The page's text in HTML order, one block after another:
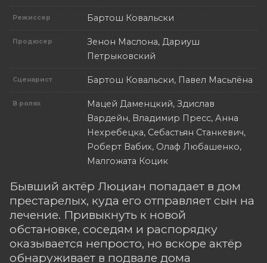
Режиссер Бартош Ковальски
Продюсер
Зенон Маслона, Дариуш
Петрыковский
Сценарист Бартош Ковальски, Павел Масьлёна
В ролях
Мацей Даменцкий, Здислав
Вардейн, Владимир Пресс, Анна
Нехребецка, Себастьян Станкевич,
Роберт Вабих, Олаф Любашенко,
Малгожата Коцик
Бывший актёр Люциан попадает в дом
престарелых, куда его отправляет сын на
лечение. Привыкнуть к новой
обстановке, соседям и распорядку
оказывается непросто, но вскоре актёр
обнаруживает в подвале дома